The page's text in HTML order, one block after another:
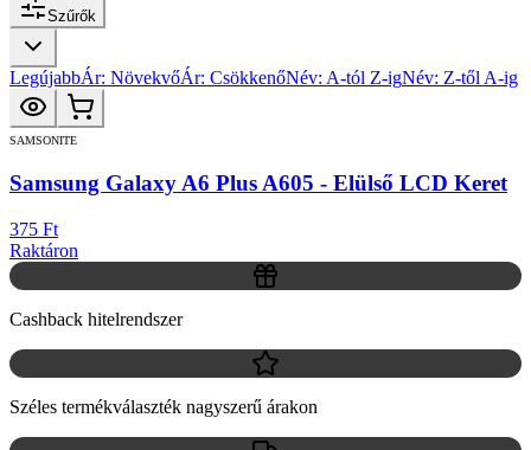
Szűrők
LegújabbÁr: NövekvőÁr: CsökkenőNév: A-tól Z-igNév: Z-től A-ig
SAMSONITE
Samsung Galaxy A6 Plus A605 - Elülső LCD Keret
375 Ft
Raktáron
Cashback hitelrendszer
Széles termékválaszték nagyszerű árakon